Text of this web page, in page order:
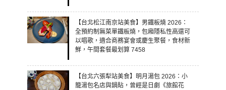
【台北松江南京站美食】男鐵板燒 2026：
全預約制無菜單鐵板燒，包廂隱私性高還可
以唱歌，適合商務宴會或慶生聚餐，食材新
鮮，午間套餐最划算 7458
【台北六張犁站美食】明月湯包 2026：小
籠湯包名店與鍋貼，曾經是日劇《旅館花